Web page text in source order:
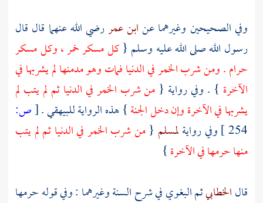
وفي الصحيحين وغيرهما عنابن عمررضي الله عنهما قال قال
رسول الله صلى الله عليه وسلم {كل مسكر خمر ، وكل مسكر
حرام . ومن شرب الخمر في الدنيا فمات وهو مدمنها لم يشربها في
الآخرة } . وفي رواية { من شرب الخمر في الدنيا ثم لم يتب لم
يشربها في الآخرة وإن دخل الجنة} هذه الرواية للبيهقي .[ص:
254 ] وفي روايةلمسلم {من شرب الخمر في الدنيا ثم لم يتب
منها حرمها في الآخرة}
قالالخطابيثمالبغويفي شرح السنة وغيرهما : وفي قوله حرمها